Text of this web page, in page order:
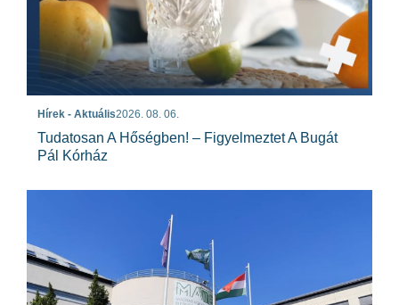
Hírek - Aktuális2026. 08. 06.
Tudatosan A Hőségben! – Figyelmeztet A Bugát
Pál Kórház